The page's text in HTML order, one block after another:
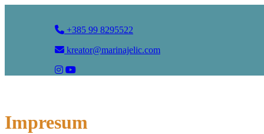
+385 99 8295522
kreator@marinajelic.com
Impresum